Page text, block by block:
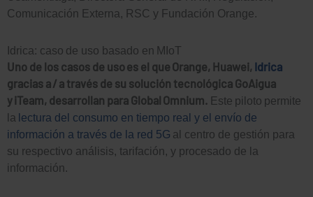
Comunicación Externa, RSC y Fundación Orange.
Idrica: caso de uso basado en MIoT
Uno de los casos de uso es el que Orange, Huawei, Idrica
gracias a / a través de su solución tecnológica GoAigua
y iTeam, desarrollan para Global Omnium. Este piloto permite
la lectura del consumo en tiempo real y el envío de
información a través de la red 5G al centro de gestión para
su respectivo análisis, tarifación, y procesado de la
información.